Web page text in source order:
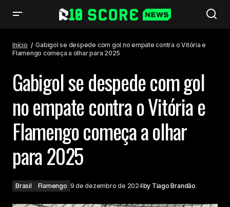
começa a olhar para 2025
Início
Gabigol se despede com gol no empate contra o Vitória e
Flamengo começa a olhar para 2025
Gabigol se despede com gol
no empate contra o Vitória e
Flamengo começa a olhar
para 2025
Brasil Flamengo 9 de dezembro de 2024by Tiago Brandão